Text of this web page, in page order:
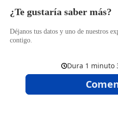
​¿Te gustaría saber más?
Déjanos tus datos y uno de nuestros
contigo.